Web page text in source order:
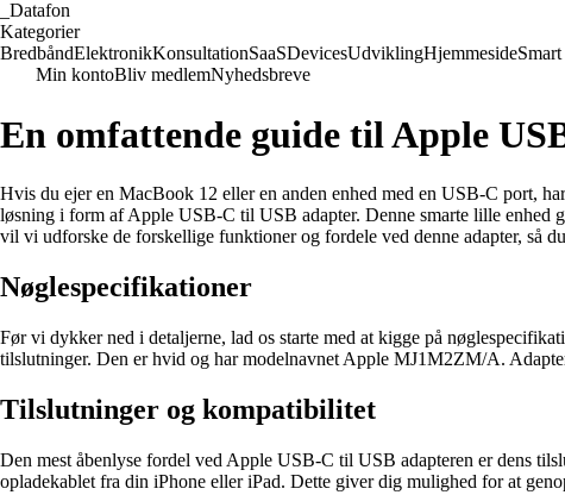
Datafon
Kategorier
BredbåndElektronikKonsultationSaaSDevicesUdviklingHjemmeside
Min kontoBliv medlemNyhedsbreve
En omfattende guide til Apple
Hvis du ejer en MacBook 12 eller en anden enhed med en USB-C port,
løsning i form af Apple USB-C til USB adapter. Denne smarte lille
vil vi udforske de forskellige funktioner og fordele ved denne adapter, så
Nøglespecifikationer
Før vi dykker ned i detaljerne, lad os starte med at kigge på
tilslutninger. Den er hvid og har modelnavnet Apple MJ1M2ZM/A.
Tilslutninger og kompatibilitet
Den mest åbenlyse fordel ved Apple USB-C til USB adapteren er dens
opladekablet fra din iPhone eller iPad. Dette giver dig mulighed for at